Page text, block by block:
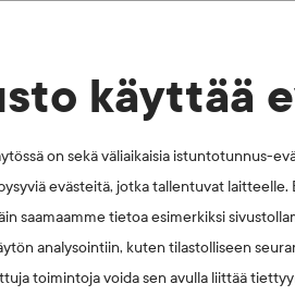
käyttää
on sekä väliaikaisia istuntotunnus-
evästeitä, jotka tallentuvat laitteelle.
saamaamme tietoa esimerkiksi
analysointiin, kuten tilastolliseen
toimintoja voida sen avulla liittää